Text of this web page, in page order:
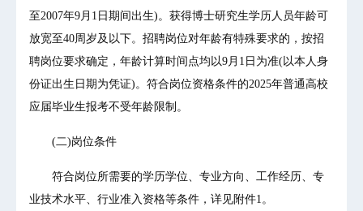
至2007年9月1日期间出生)。获得博士研究生学历人员年龄可
放宽至40周岁及以下。招聘岗位对年龄有特殊要求的，按招
聘岗位要求确定，年龄计算时间点均以9月1日为准(以本人身
份证出生日期为凭证)。符合岗位资格条件的2025年普通高校
应届毕业生报考不受年龄限制。
(二)岗位条件
符合岗位所需要的学历学位、专业方向、工作经历、专
业技术水平、行业准入资格等条件，详见附件1。